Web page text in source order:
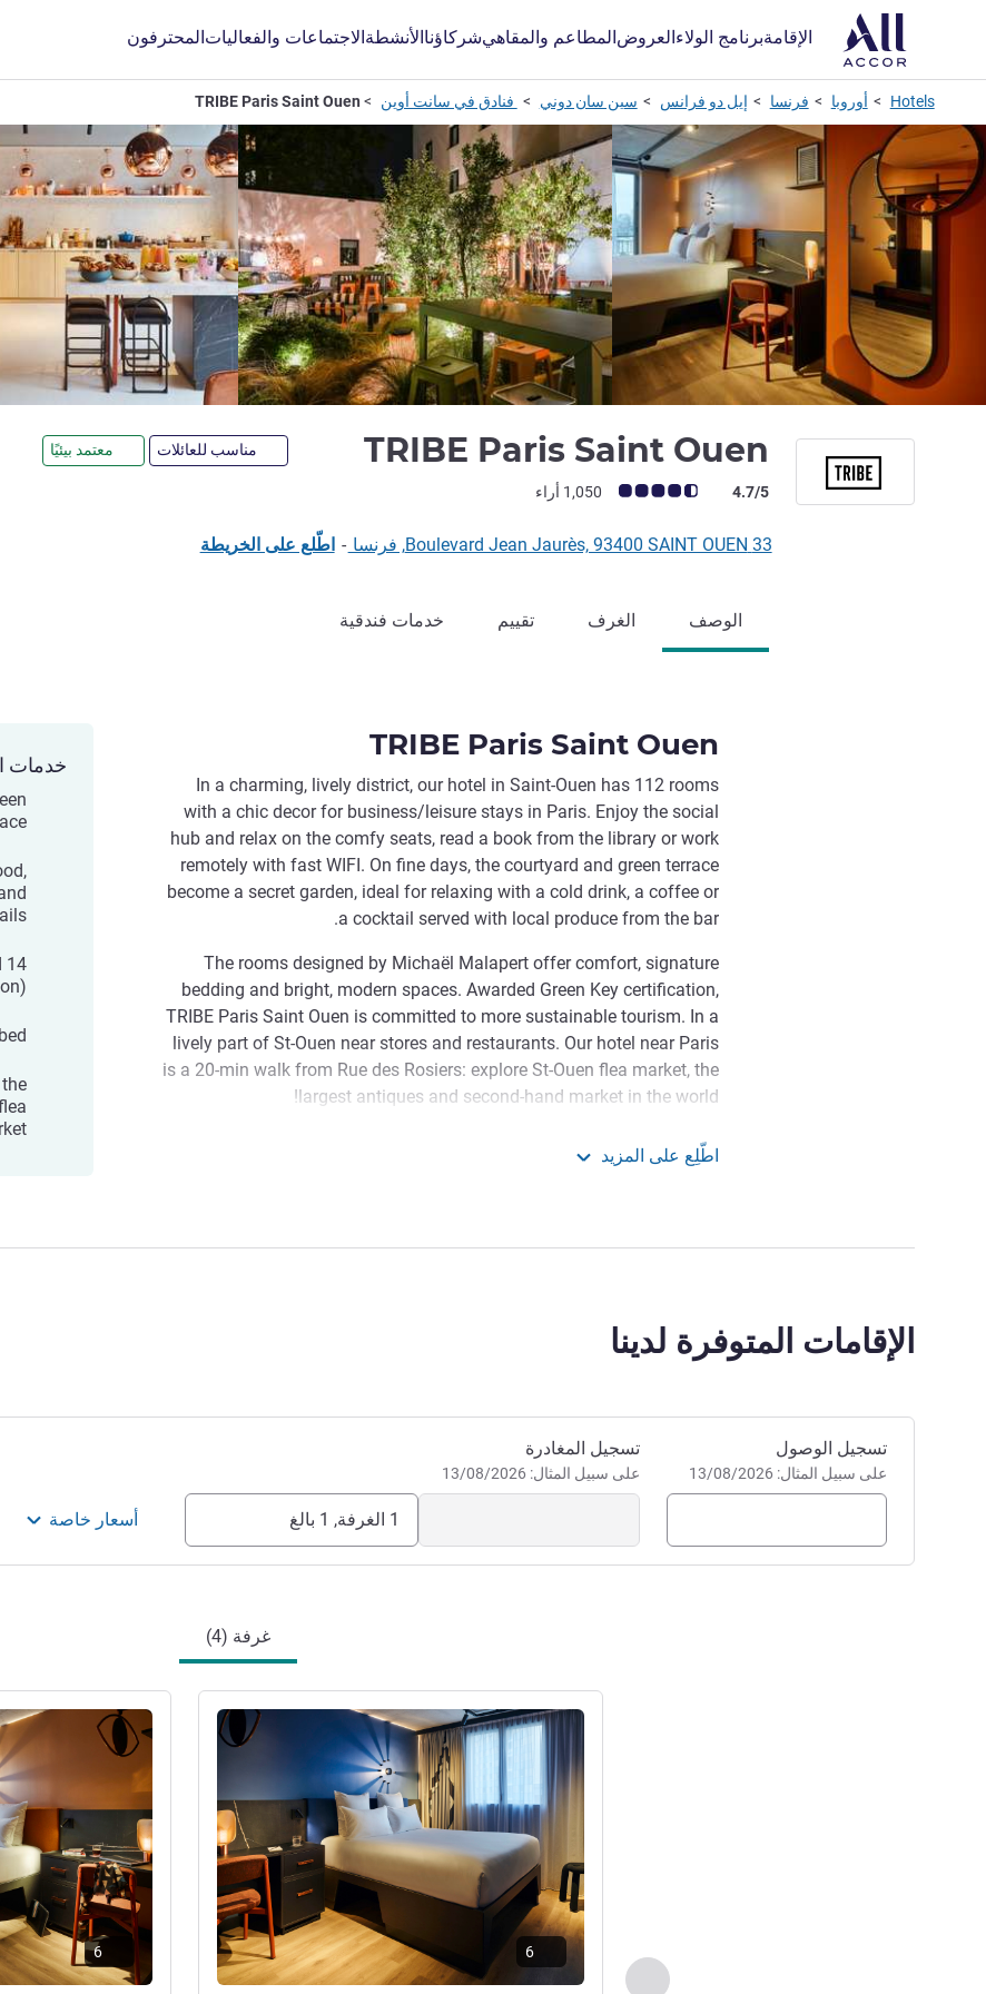
الإقامةبرنامج الولاءالعروضالمطاعم والمقاهيشركاؤناالأنشطةالاجتماعات والفعالياتالمحترفون
Hotels أوروبا فرنسا إيل دو فرانس سين سان دوني فنادق في سانت أوين TRIBE Paris Saint Ouen
TRIBE Paris Saint Ouen مناسب للعائلات معتمد بيئيًا
ملاحظة أراء العملاء (رأي ALL)
4.7/5 1,050 أراء
33 Boulevard Jean Jaurès, 93400 SAINT OUEN, فرنسا - اطّلع على الخريطة
الوصف الغرف تقييم خدمات فندقية
TRIBE Paris Saint Ouen
In a charming, lively district, our hotel in Saint-Ouen has 112 rooms
with a chic decor for business/leisure stays in Paris. Enjoy the social
hub and relax on the comfy seats, read a book from the library or work
remotely with fast WIFI. On fine days, the courtyard and green terrace
become a secret garden, ideal for relaxing with a cold drink, a coffee or
a cocktail served with local produce from the bar.
The rooms designed by Michaël Malapert offer comfort, signature
bedding and bright, modern spaces. Awarded Green Key certification,
TRIBE Paris Saint Ouen is committed to more sustainable tourism. In a
lively part of St-Ouen near stores and restaurants. Our hotel near Paris
is a 20-min walk from Rue des Rosiers: explore St-Ouen flea market, the
largest antiques and second-hand market in the world!
Stay at TRIBE Paris Saint Ouen in a dynamic district. Enjoy the
contrast between the stylish comfort of our hotel and the ancient gems
اطّلِع على المزيد
خدمات
14
الإقامات المتوفرة لدينا
احجز في هذا الفندق
تسجيل الوصول
على سبيل المثال: 13/08/2026
تسجيل المغادرة
على سبيل المثال: 13/08/2026
1 الغرفة, 1 بالغ أسعار خاصة
غرفة (4)
السابق - غرفة
راجع التفاصيل راجع التفاصيل